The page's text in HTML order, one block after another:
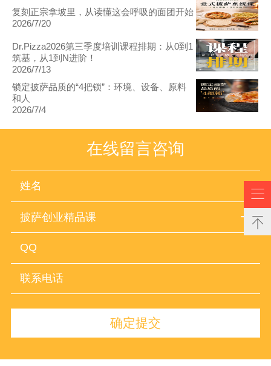


复刻正宗拿坡里，从读懂这会呼吸的面团开始
2026/7/20
Dr.Pizza2026第三季度培训课程排期：从0到1
筑基，从1到N进阶！
2026/7/13
锁定披萨品质的“4把锁”：环境、设备、原料
和人
2026/7/4
在线留言咨询